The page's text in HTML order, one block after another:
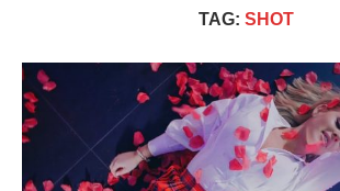
TAG: SHOT